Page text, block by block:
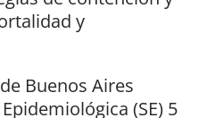
y
Buenos Aires
(SE) 5